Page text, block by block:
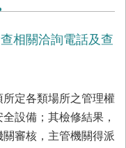
相關洽詢電話及查
定各類場所之管理權
設備；其檢修結果，
審核，主管機關得派